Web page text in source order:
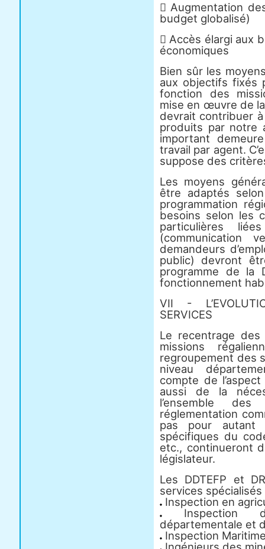
 Augmentation
budget globalisé)
 Accès élargi aux
économiques
Bien sûr les
aux objectifs fixés
fonction des
mise en œuvre de
devrait contribuer
produits par notre
important
travail par agent.
suppose des
Les moyens
être adaptés
programmation
besoins selon les
particulières
(communication
demandeurs
public) devront
programme de la
fonctionnement
VII -
SERVICES
Le recentrage
missions
regroupement des
niveau
compte de
aussi de la
l’ensemble
réglementation
pas pour autant
spécifiques du
etc., continueront
législateur.
Les DDTEFP et
services spécialisés
Inspection en
Inspection
départementale et
Inspection